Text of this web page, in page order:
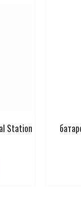
Station